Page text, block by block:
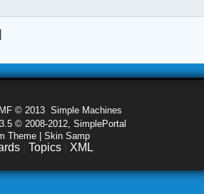
© 2013 Simple Machines
© 2008-2012, SimplePortal
Theme | Skin Samp
Topics XML